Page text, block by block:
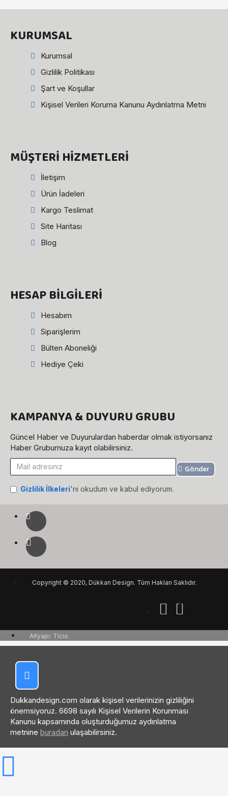
KURUMSAL
Kurumsal
Gizlilik Politikası
Şart ve Koşullar
Kişisel Verileri Koruma Kanunu Aydınlatma Metni
MÜŞTERI HIZMETLERI
İletişim
Ürün İadeleri
Kargo Teslimat
Site Haritası
Blog
HESAP BILGILERI
Hesabım
Siparişlerim
Bülten Aboneliği
Hediye Çeki
KAMPANYA & DUYURU GRUBU
Güncel Haber ve Duyurulardan haberdar olmak istiyorsanız
Haber Grubumuza kayıt olabilirsiniz.
Gönder
Gizlilik İlkeleri'ni okudum ve kabul ediyorum.
Copyright © 2020, Dükkan Design. Tüm Hakları Saklıdır.
Altyapı: Ticio
Dukkandesign.com olarak kişisel verilerinizin gizliliğini
önemsiyoruz. 6698 sayılı Kişisel Verilerin Korunması
Kanunu kapsamında oluşturduğumuz aydınlatma
metnine buradan ulaşabilirsiniz.